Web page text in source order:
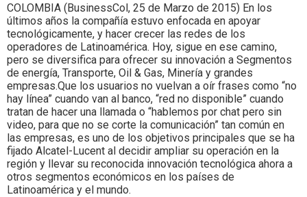
COLOMBIA (BusinessCol, 25 de Marzo de 2015) En los
últimos años la compañía estuvo enfocada en apoyar
tecnológicamente, y hacer crecer las redes de los
operadores de Latinoamérica. Hoy, sigue en ese camino,
pero se diversifica para ofrecer su innovación a Segmentos
de energía, Transporte, Oil & Gas, Minería y grandes
empresas.Que los usuarios no vuelvan a oír frases como “no
hay línea” cuando van al banco, “red no disponible” cuando
tratan de hacer una llamada o “hablemos por chat pero sin
video, para que no se corte la comunicación” tan común en
las empresas, es uno de los objetivos principales que se ha
fijado Alcatel-Lucent al decidir ampliar su operación en la
región y llevar su reconocida innovación tecnológica ahora a
otros segmentos económicos en los países de
Latinoamérica y el mundo.